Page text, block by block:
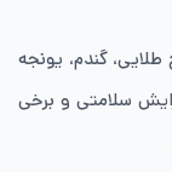
گندم، یونجه
سلامتی و برخی